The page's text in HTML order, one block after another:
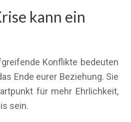
kann ein
Konflikte bedeuten
Ende eurer Beziehung. Sie
für mehr Ehrlichkeit,
sein.